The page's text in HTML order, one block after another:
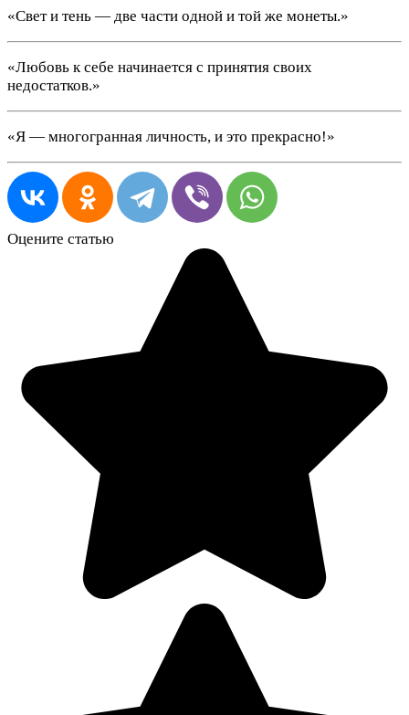
«Свет и тень — две части одной и той же монеты.»
«Любовь к себе начинается с принятия своих
недостатков.»
«Я — многогранная личность, и это прекрасно!»
Оцените статью